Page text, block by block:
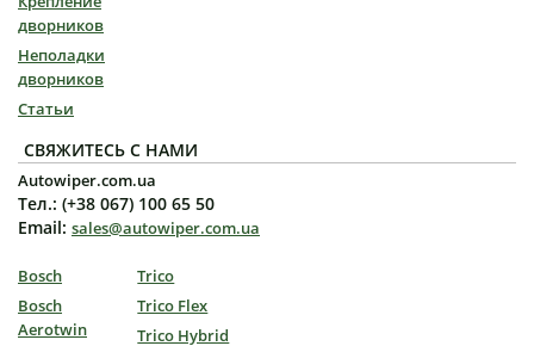
дворников
Неполадки
дворников
Статьи
СВЯЖИТЕСЬ С НАМИ
Autowiper.com.ua
Тел.: (+38 067) 100 65 50
Email: sales@autowiper.com.ua
Bosch
Bosch
Aerotwin
Trico
Trico Flex
Trico Hybrid